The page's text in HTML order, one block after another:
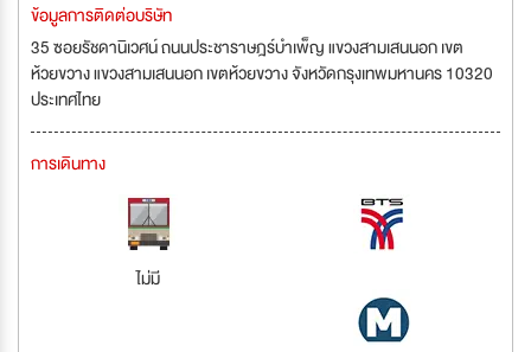
ข้อมูลการติดต่อบริษัท
35 ซอยรัชดานิเวศน์ ถนนประชาราษฎร์บำเพ็ญ แขวงสามเสนนอก เขต
ห้วยขวาง แขวงสามเสนนอก เขตห้วยขวาง จังหวัดกรุงเทพมหานคร 10320
ประเทศไทย
การเดินทาง
ไม่มี